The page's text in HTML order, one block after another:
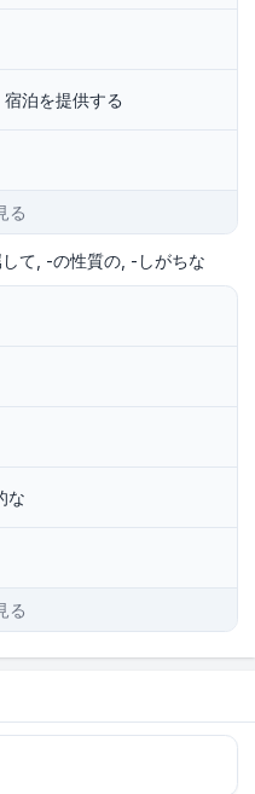
泊を提供する
る
て -の性質の -しがちな
な
る